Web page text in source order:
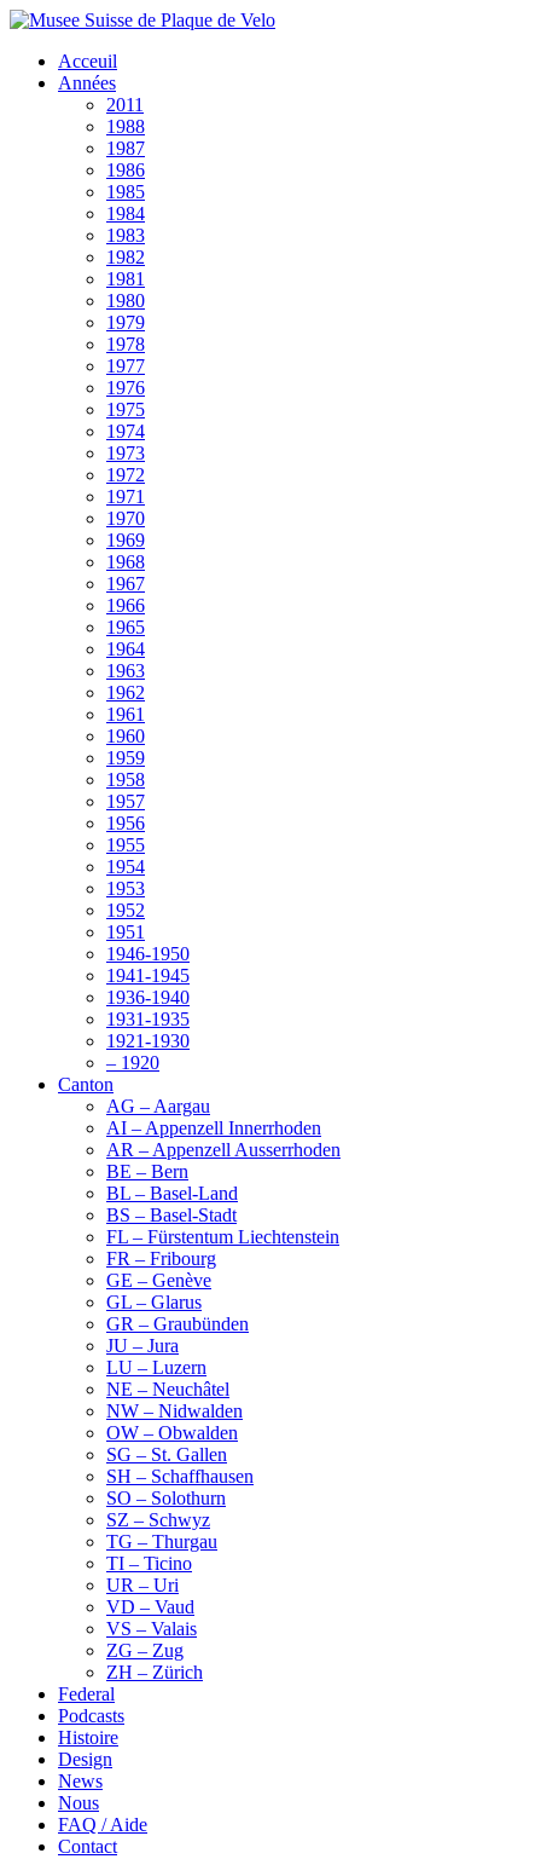
Acceuil
Années
2011
1988
1987
1986
1985
1984
1983
1982
1981
1980
1979
1978
1977
1976
1975
1974
1973
1972
1971
1970
1969
1968
1967
1966
1965
1964
1963
1962
1961
1960
1959
1958
1957
1956
1955
1954
1953
1952
1951
1946-1950
1941-1945
1936-1940
1931-1935
1921-1930
– 1920
Canton
AG – Aargau
AI – Appenzell Innerrhoden
AR – Appenzell Ausserrhoden
BE – Bern
BL – Basel-Land
BS – Basel-Stadt
FL – Fürstentum Liechtenstein
FR – Fribourg
GE – Genève
GL – Glarus
GR – Graubünden
JU – Jura
LU – Luzern
NE – Neuchâtel
NW – Nidwalden
OW – Obwalden
SG – St. Gallen
SH – Schaffhausen
SO – Solothurn
SZ – Schwyz
TG – Thurgau
TI – Ticino
UR – Uri
VD – Vaud
VS – Valais
ZG – Zug
ZH – Zürich
Federal
Podcasts
Histoire
Design
News
Nous
FAQ / Aide
Contact